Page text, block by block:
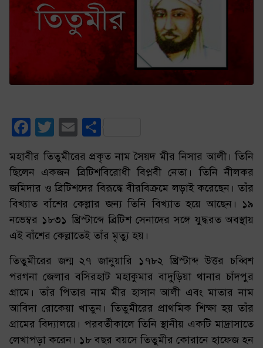
Facebook
Twitter
Email
মহাবীর তিতুমীরের প্রকৃত নাম সৈয়দ মীর নিসার আলী। তিনি
ছিলেন একজন ব্রিটিশবিরোধী বিপ্লবী নেতা। তিনি নীলকর
জমিদার ও ব্রিটিশদের বিরূদ্ধে বীরবিক্রমে লড়াই করেছেন। তাঁর
বিখ্যাত বাঁশের কেল্লার জন্য তিনি বিখ্যাত হয়ে আছেন। ১৯
নভেম্বর ১৮৩১ খ্রিস্টাব্দে ব্রিটিশ সেনাদের সঙ্গে যুদ্ধরত অবস্থায়
এই বাঁশের কেল্লাতেই তাঁর মৃত্যু হয়।
তিতুমীরের জন্ম ২৭ জানুয়ারি ১৭৮২ খ্রিস্টাব্দ উত্তর চব্বিশ
পরগনা জেলার বসিরহাট মহাকুমার বাদুড়িয়া থানার চাঁদপুর
গ্রামে। তাঁর পিতার নাম মীর হাসান আলী এবং মাতার নাম
আবিদা রোকেয়া খাতুন। তিতুমীরের প্রাথমিক শিক্ষা হয় তাঁর
গ্রামের বিদ্যালয়ে। পরবর্তীকালে তিনি স্থানীয় একটি মাদ্রাসাতে
লেখাপড়া করেন। ১৮ বছর বয়সে তিতুমীর কোরানে হাফেজ হন